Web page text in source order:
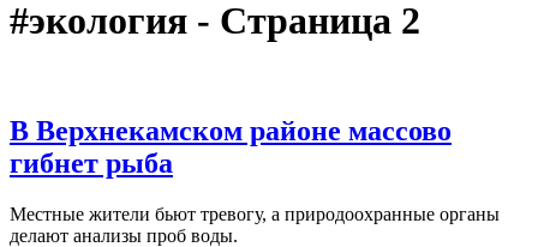
#экология - Страница 2
В Верхнекамском районе массово
гибнет рыба
Местные жители бьют тревогу, а природоохранные органы
делают анализы проб воды.